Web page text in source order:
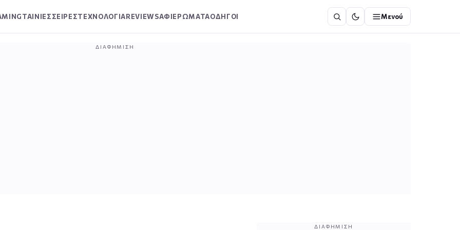
ΤΑΙΝΙΕΣΣΕΙΡΕΣΤΕΧΝΟΛΟΓΙΑREVIEWSΑΦΙΕΡΩΜΑΤΑΟΔΗΓΟΙ Μενού
ΔΙΑΦΉΜΙΣΗ
ΔΙΑΦΉΜΙΣΗ